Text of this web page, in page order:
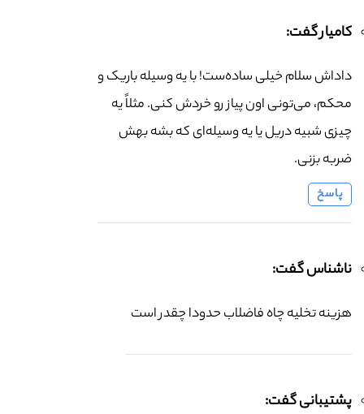
کامیار گفت:
داداش سلام خیلی ساده‌ست! با یه وسیله باریک و
محکم، می‌تونی اون پیاز رو خردش کنی. مثلاً یه
چیزی شبیه دریل یا یه وسیله‌ای که بشه بهش
ضربه بزنی.
پاسخ
ناشناس گفت:
هزینه تخلیه چاه فاضلاب حدودا چقدر است
پشتیبانی گفت: